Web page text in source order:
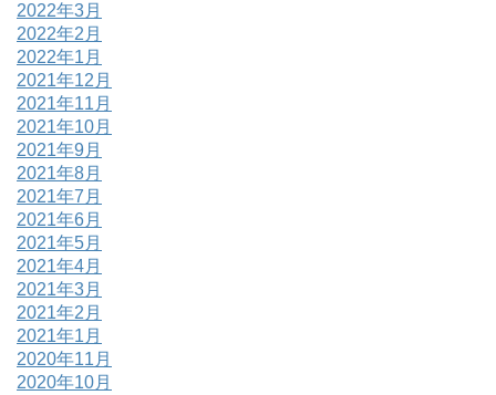
2022年3月
2022年2月
2022年1月
2021年12月
2021年11月
2021年10月
2021年9月
2021年8月
2021年7月
2021年6月
2021年5月
2021年4月
2021年3月
2021年2月
2021年1月
2020年11月
2020年10月